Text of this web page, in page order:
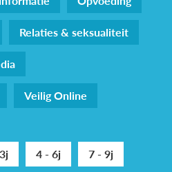
Relaties & seksualiteit
Veilig Online
4 - 6j
7 - 9j